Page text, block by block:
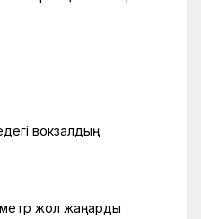
вокзалдың
метр жол жаңарды